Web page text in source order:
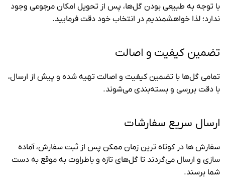
با توجه به طبیعی بودن گل‌ها، پس از تحویل امکان مرجوعی وجود
ندارد؛ لذا خواهشمندیم در انتخاب خود دقت فرمایید.
تضمین کیفیت و اصالت
تمامی گل‌ها با تضمین کیفیت و اصالت تهیه شده و پیش از ارسال،
با دقت بررسی و بسته‌بندی می‌شوند.
ارسال سریع سفارشات
سفارش ها در کوتاه ترین زمان ممکن پس از ثبت سفارش، آماده
سازی و ارسال می‌گردند تا گل‌های تازه و باطراوت به موقع به دست
شما برسند.